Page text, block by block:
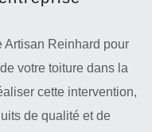
Artisan Reinhard pour
votre toiture dans la
cette intervention,
de qualité et de